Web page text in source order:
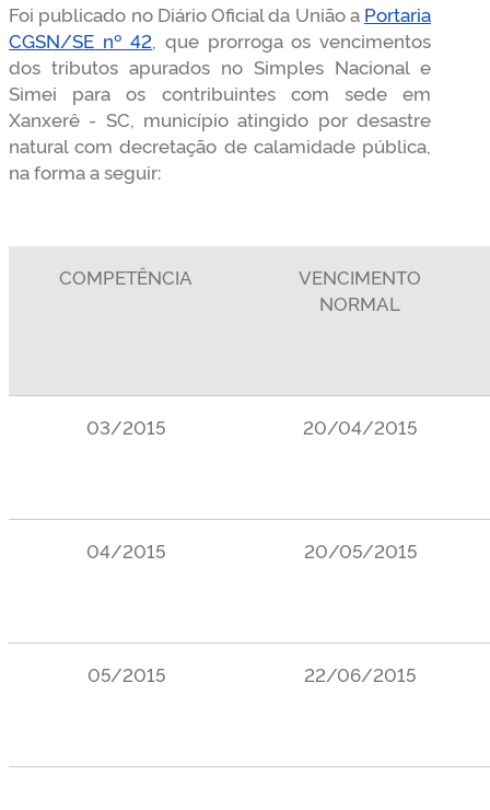
Foi publicado no Diário Oficial da União a Portaria
CGSN/SE nº 42, que prorroga os vencimentos
dos tributos apurados no Simples Nacional e
Simei para os contribuintes com sede em
Xanxerê - SC, município atingido por desastre
natural com decretação de calamidade pública,
na forma a seguir:
COMPETÊNCIA
VENCIMENTO
NORMAL
03/2015 20/04/2015
04/2015 20/05/2015
05/2015 22/06/2015